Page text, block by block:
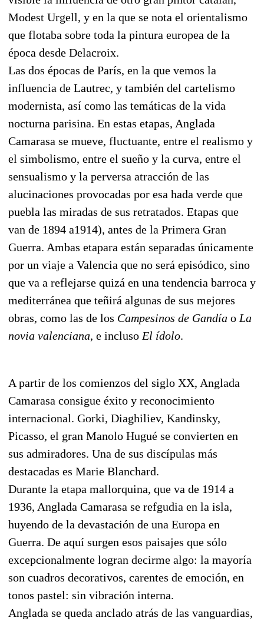
Modest Urgell, y en la que se nota el orientalismo
que flotaba sobre toda la pintura europea de la
época desde Delacroix.
Las dos épocas de París, en la que vemos la
influencia de Lautrec, y también del cartelismo
modernista, así como las temáticas de la vida
nocturna parisina. En estas etapas, Anglada
Camarasa se mueve, fluctuante, entre el realismo y
el simbolismo, entre el sueño y la curva, entre el
sensualismo y la perversa atracción de las
alucinaciones provocadas por esa hada verde que
puebla las miradas de sus retratados. Etapas que
van de 1894 a1914), antes de la Primera Gran
Guerra. Ambas etapara están separadas únicamente
por un viaje a Valencia que no será episódico, sino
que va a reflejarse quizá en una tendencia barroca y
mediterránea que teñirá algunas de sus mejores
obras, como las de los Campesinos de Gandía o La
novia valenciana, e incluso El ídolo.
A partir de los comienzos del siglo XX, Anglada
Camarasa consigue éxito y reconocimiento
internacional. Gorki, Diaghiliev, Kandinsky,
Picasso, el gran Manolo Hugué se convierten en
sus admiradores. Una de sus discípulas más
destacadas es Marie Blanchard.
Durante la etapa mallorquina, que va de 1914 a
1936, Anglada Camarasa se refgudia en la isla,
huyendo de la devastación de una Europa en
Guerra. De aquí surgen esos paisajes que sólo
excepcionalmente logran decirme algo: la mayoría
son cuadros decorativos, carentes de emoción, en
tonos pastel: sin vibración interna.
Anglada se queda anclado atrás de las vanguardias,